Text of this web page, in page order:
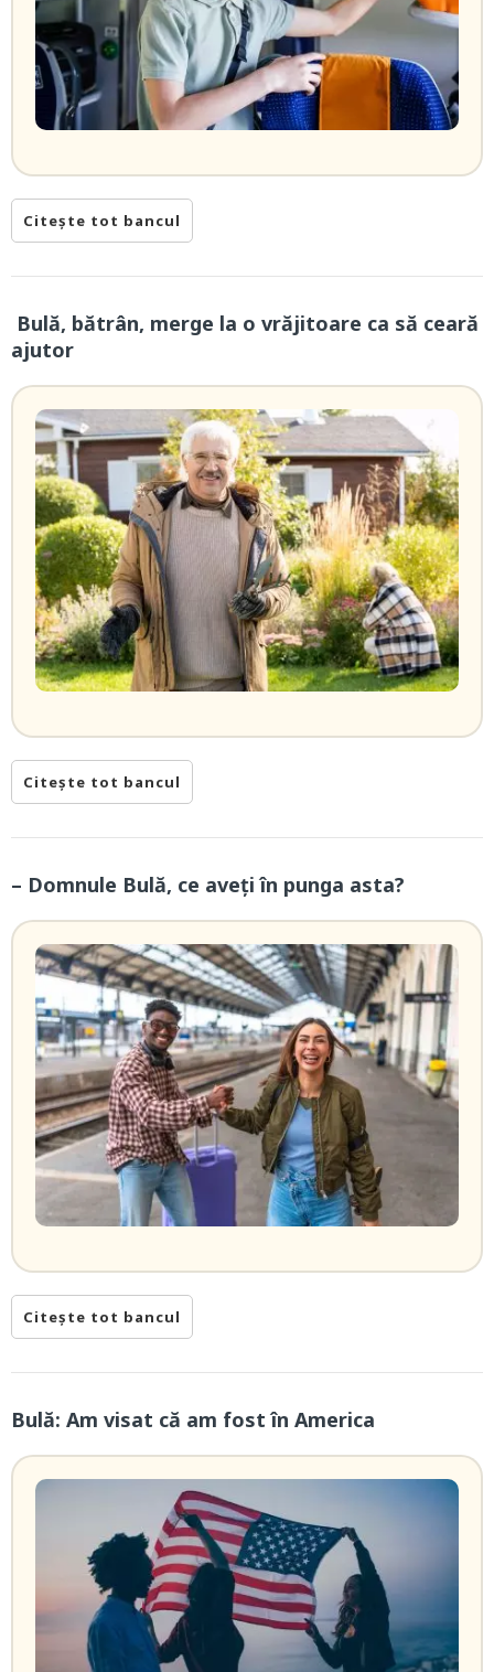
Citește tot bancul
Bulă, bătrân, merge la o vrăjitoare ca să ceară
ajutor
Citește tot bancul
– Domnule Bulă, ce aveți în punga asta?
Citește tot bancul
Bulă: Am visat că am fost în America